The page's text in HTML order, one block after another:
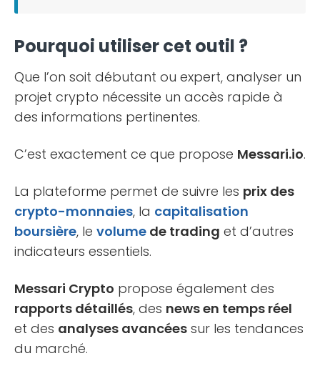
Pourquoi utiliser cet outil ?
Que l’on soit débutant ou expert, analyser un
projet crypto nécessite un accès rapide à
des informations pertinentes.
C’est exactement ce que propose Messari.io.
La plateforme permet de suivre les prix des
crypto-monnaies, la capitalisation
boursière, le volume de trading et d’autres
indicateurs essentiels.
Messari Crypto propose également des
rapports détaillés, des news en temps réel
et des analyses avancées sur les tendances
du marché.